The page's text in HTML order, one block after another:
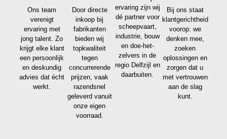
Ons team
verenigt
ervaring met
jong talent. Zo
krijgt elke klant
een persoonlijk
en deskundig
advies dat écht
werkt.
Door directe
inkoop bij
fabrikanten
bieden wij
topkwaliteit
tegen
concurrerende
prijzen, vaak
razendsnel
geleverd vanuit
onze eigen
voorraad.
ervaring zijn wij
dé partner voor
scheepvaart,
industrie, bouw
en doe-het-
zelvers in de
regio Delfzijl en
daarbuiten.
Bij ons staat
klantgerichtheid
voorop: we
denken mee,
zoeken
oplossingen en
zorgen dat u
met vertrouwen
aan de slag
kunt.